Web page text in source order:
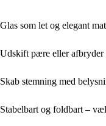
Glas som let og elegant
Udskift pære eller
Skab stemning med
Stabelbart og foldbart –